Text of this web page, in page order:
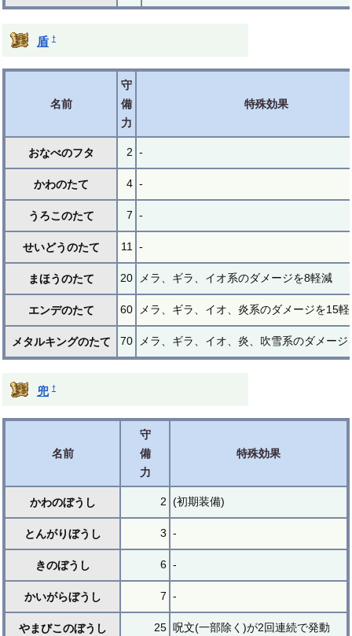
盾 †
名前
守
備
力
特殊効果
おなべのフタ 2 -
かわのたて 4 -
うろこのたて 7 -
せいどうのたて 11 -
まほうのたて 20 メラ、ギラ、イオ系のダメージを8軽減
エンデのたて 60 メラ、ギラ、イオ、炎系のダメージを15軽
メタルキングのたて 70 メラ、ギラ、イオ、炎、吹雪系のダメージ
兜 †
名前
守
備
力
特殊効果
かわのぼうし 2 (初期装備)
とんがりぼうし 3 -
きのぼうし 6 -
かいがらぼうし 7 -
やまびこのぼうし 25 呪文(一部除く)が2回連続で発動